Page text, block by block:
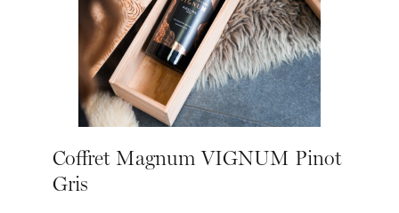
Coffret Magnum VIGNUM Pinot
Gris